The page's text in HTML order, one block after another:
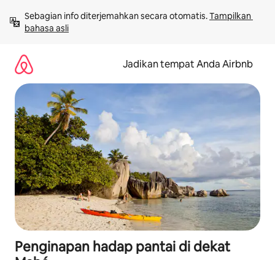
langsung
lihat
Sebagian info diterjemahkan secara otomatis. Tampilkan
bahasa asli
Jadikan tempat Anda Airbnb
Penginapan hadap pantai di dekat